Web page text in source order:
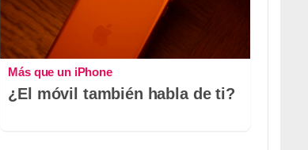
Más que un iPhone
¿El móvil también habla de ti?